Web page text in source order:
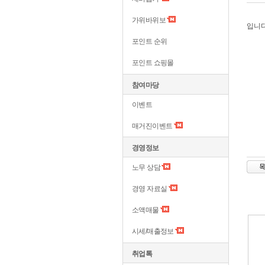
가위바위보
포인트 순위
포인트 쇼핑몰
참여마당
이벤트
매거진이벤트
경영정보
노무 상담
경영 자료실
소액매물
시세/매출정보
취업톡
입니